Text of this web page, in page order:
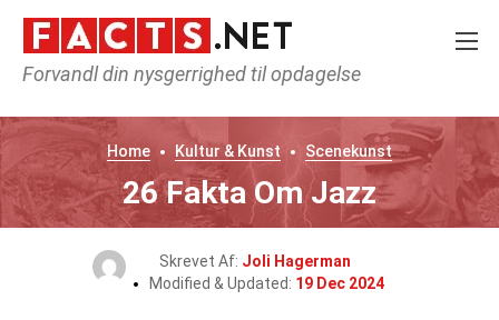
Forvandl din nysgerrighed til opdagelse
Home Kultur & Kunst Scenekunst
26 Fakta Om Jazz
Skrevet Af: Joli Hagerman
Modified & Updated: 19 Dec 2024